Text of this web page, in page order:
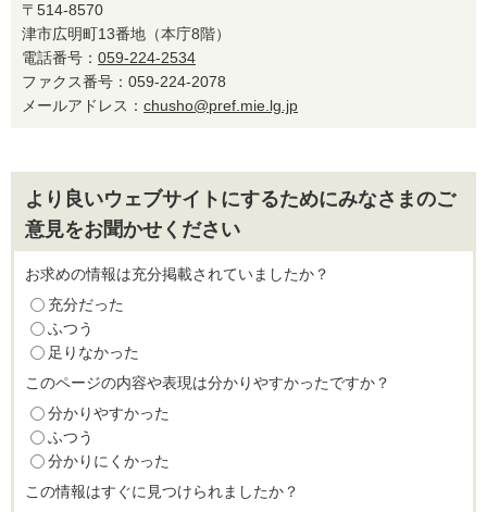
〒514-8570
津市広明町13番地（本庁8階）
電話番号： 059-224-2534
ファクス番号：059-224-2078
メールアドレス： chusho@pref.mie.lg.jp
より良いウェブサイトにするためにみなさまのご
意見をお聞かせください
お求めの情報は充分掲載されていましたか？
充分だった
ふつう
足りなかった
このページの内容や表現は分かりやすかったですか？
分かりやすかった
ふつう
分かりにくかった
この情報はすぐに見つけられましたか？